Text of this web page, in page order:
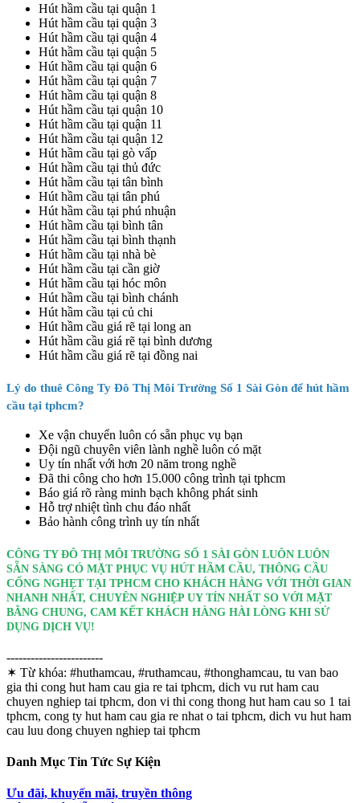
Hút hầm cầu tại quận 1
Hút hầm cầu tại quận 3
Hút hầm cầu tại quận 4
Hút hầm cầu tại quận 5
Hút hầm cầu tại quận 6
Hút hầm cầu tại quận 7
Hút hầm cầu tại quận 8
Hút hầm cầu tại quận 10
Hút hầm cầu tại quận 11
Hút hầm cầu tại quận 12
Hút hầm cầu tại gò vấp
Hút hầm cầu tại thủ đức
Hút hầm cầu tại tân bình
Hút hầm cầu tại tân phú
Hút hầm cầu tại phú nhuận
Hút hầm cầu tại bình tân
Hút hầm cầu tại bình thạnh
Hút hầm cầu tại nhà bè
Hút hầm cầu tại cần giờ
Hút hầm cầu tại hóc môn
Hút hầm cầu tại bình chánh
Hút hầm cầu tại củ chi
Hút hầm cầu giá rẽ tại long an
Hút hầm cầu giá rẽ tại bình dương
Hút hầm cầu giá rẽ tại đồng nai
Lý do thuê Công Ty Đô Thị Môi Trường Số 1 Sài Gòn để hút hầm
cầu tại tphcm?
Xe vận chuyển luôn có sẵn phục vụ bạn
Đội ngũ chuyên viên lành nghề luôn có mặt
Uy tín nhất với hơn 20 năm trong nghề
Đã thi công cho hơn 15.000 công trình tại tphcm
Báo giá rõ ràng minh bạch không phát sinh
Hỗ trợ nhiệt tình chu đáo nhất
Bảo hành công trình uy tín nhất
CÔNG TY ĐÔ THỊ MÔI TRƯỜNG SỐ 1 SÀI GÒN LUÔN LUÔN
SẴN SÀNG CÓ MẶT PHỤC VỤ HÚT HẦM CẦU, THÔNG CẦU
CỐNG NGHẸT TẠI TPHCM CHO KHÁCH HÀNG VỚI THỜI GIAN
NHANH NHẤT, CHUYÊN NGHIỆP UY TÍN NHẤT SO VỚI MẶT
BẰNG CHUNG, CAM KẾT KHÁCH HÀNG HÀI LÒNG KHI SỬ
DỤNG DỊCH VỤ!
------------------------
✶ Từ khóa: #huthamcau, #ruthamcau, #thonghamcau, tu van bao
gia thi cong hut ham cau gia re tai tphcm, dich vu rut ham cau
chuyen nghiep tai tphcm, don vi thi cong thong hut ham cau so 1 tai
tphcm, cong ty hut ham cau gia re nhat o tai tphcm, dich vu hut ham
cau luu dong chuyen nghiep tai tphcm
Danh Mục Tin Tức Sự Kiện
Ưu đãi, khuyến mãi, truyền thông